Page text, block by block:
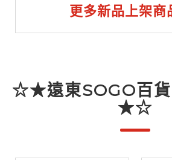
更多新品上架商
☆★遠東SOGO百貨
★☆